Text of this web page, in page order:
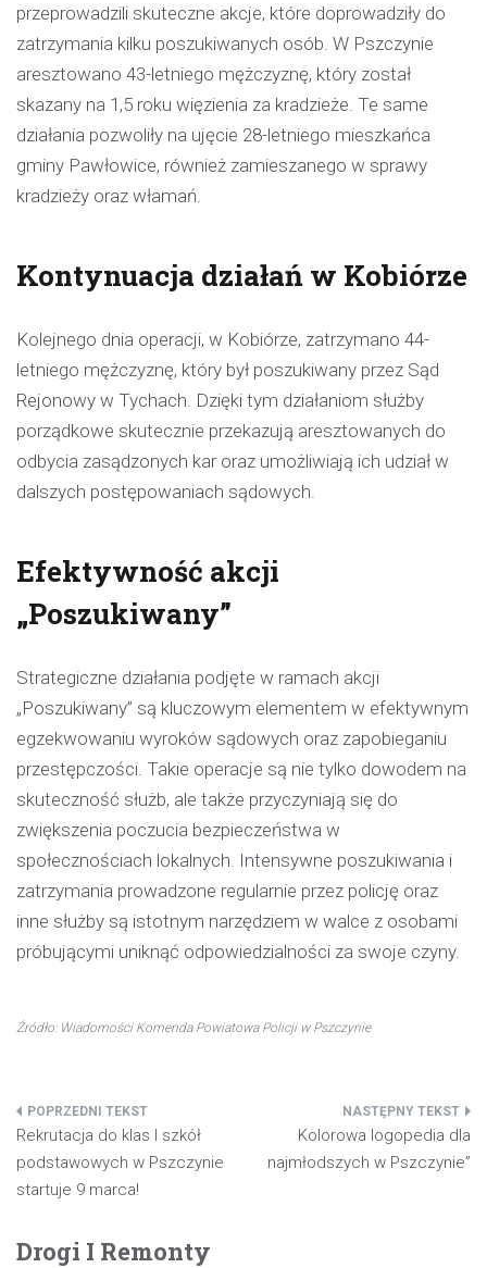
przeprowadzili skuteczne akcje, które doprowadziły do
zatrzymania kilku poszukiwanych osób. W Pszczynie
aresztowano 43-letniego mężczyznę, który został
skazany na 1,5 roku więzienia za kradzieże. Te same
działania pozwoliły na ujęcie 28-letniego mieszkańca
gminy Pawłowice, również zamieszanego w sprawy
kradzieży oraz włamań.
Kontynuacja działań w Kobiórze
Kolejnego dnia operacji, w Kobiórze, zatrzymano 44-
letniego mężczyznę, który był poszukiwany przez Sąd
Rejonowy w Tychach. Dzięki tym działaniom służby
porządkowe skutecznie przekazują aresztowanych do
odbycia zasądzonych kar oraz umożliwiają ich udział w
dalszych postępowaniach sądowych.
Efektywność akcji
„Poszukiwany”
Strategiczne działania podjęte w ramach akcji
„Poszukiwany” są kluczowym elementem w efektywnym
egzekwowaniu wyroków sądowych oraz zapobieganiu
przestępczości. Takie operacje są nie tylko dowodem na
skuteczność służb, ale także przyczyniają się do
zwiększenia poczucia bezpieczeństwa w
społecznościach lokalnych. Intensywne poszukiwania i
zatrzymania prowadzone regularnie przez policję oraz
inne służby są istotnym narzędziem w walce z osobami
próbującymi uniknąć odpowiedzialności za swoje czyny.
Źródło: Wiadomości Komenda Powiatowa Policji w Pszczynie
Nawigacja
wpisu
Rekrutacja do klas I szkół
podstawowych w Pszczynie
startuje 9 marca!
Kolorowa logopedia dla
najmłodszych w Pszczynie”
Drogi I Remonty